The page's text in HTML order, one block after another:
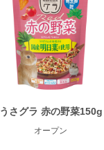
うさグラ 赤の野菜150g
オープン